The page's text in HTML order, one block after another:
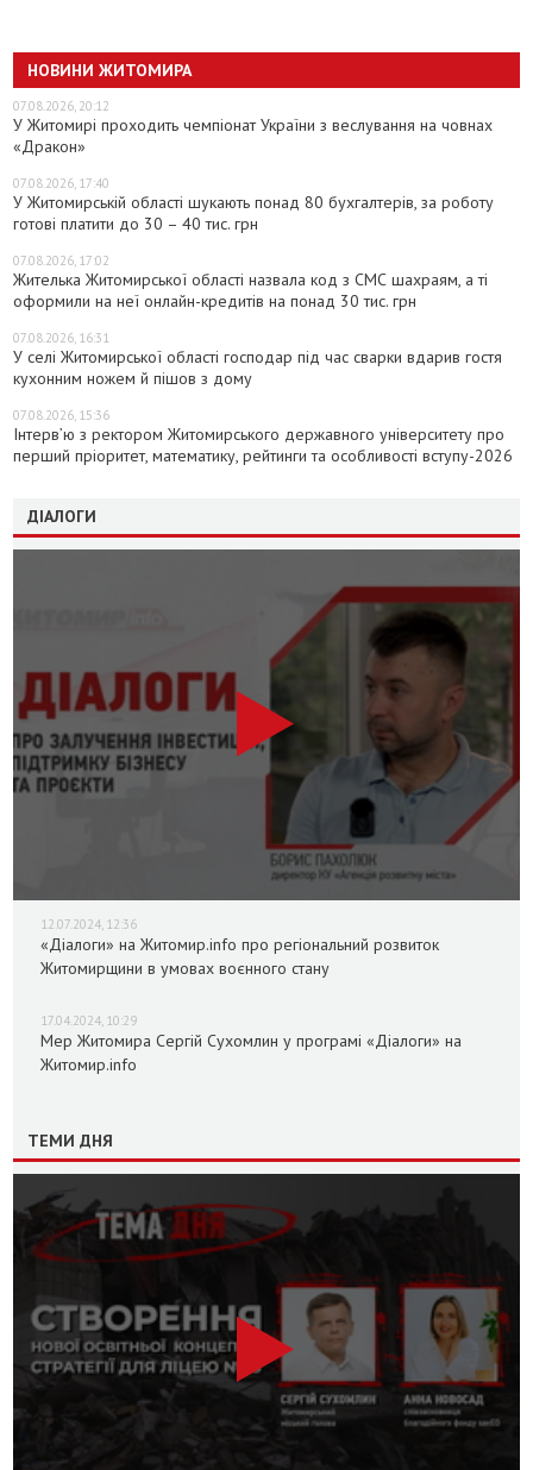
НОВИНИ ЖИТОМИРА
07.08.2026, 20:12
У Житомирі проходить чемпіонат України з веслування на човнах
«Дракон»
07.08.2026, 17:40
У Житомирській області шукають понад 80 бухгалтерів, за роботу
готові платити до 30 – 40 тис. грн
07.08.2026, 17:02
Жителька Житомирської області назвала код з СМС шахраям, а ті
оформили на неї онлайн-кредитів на понад 30 тис. грн
07.08.2026, 16:31
У селі Житомирської області господар під час сварки вдарив гостя
кухонним ножем й пішов з дому
07.08.2026, 15:36
Інтерв’ю з ректором Житомирського державного університету про
перший пріоритет, математику, рейтинги та особливості вступу-2026
ДІАЛОГИ
12.07.2024, 12:36
«Діалоги» на Житомир.info про регіональний розвиток
Житомирщини в умовах воєнного стану
17.04.2024, 10:29
Мер Житомира Сергій Сухомлин у програмі «Діалоги» на
Житомир.info
ТЕМИ ДНЯ